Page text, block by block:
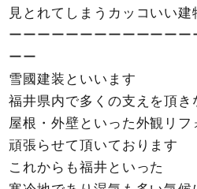
見とれてしまうカッコいい建
ーーーーーーーーーーーー
ーー
雪國建装といいます
福井県内で多くの支えを頂き
屋根・外壁といった外観リフ
頑張らせて頂いております
これからも福井といった